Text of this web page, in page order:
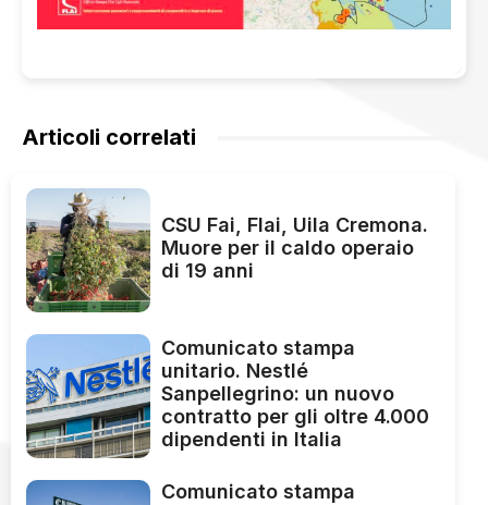
Articoli correlati
CSU Fai, Flai, Uila Cremona.
Muore per il caldo operaio
di 19 anni
Comunicato stampa
unitario. Nestlé
Sanpellegrino: un nuovo
contratto per gli oltre 4.000
dipendenti in Italia
Comunicato stampa